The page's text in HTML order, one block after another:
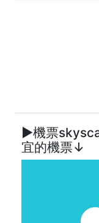
►機票
宜的機票↓